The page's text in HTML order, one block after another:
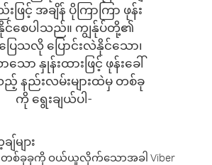
ဖြင့် အချိန် ပိုကြာကြာ ဖုန်း
နိုင်စေပါသည်။ ကျွန်ုပ်တို့၏
ေသလို ပြောင်းလဲနိုင်သော၊
ာ နှုန်းထားဖြင့် ဖုန်းခေါ်
နည်းလမ်းများထဲမှ တစ်ခု
ကို ရွေးချယ်ပါ-
များ
စ်ခုခုကို ဝယ်ယူလိုက်သောအခါ Viber